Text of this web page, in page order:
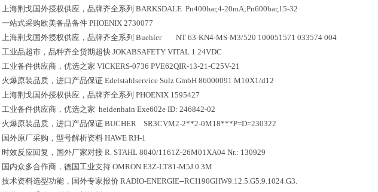
上海荆戈国外授权供应，品牌齐全系列 BARKSDALE Pn400bar,4-20mA;Pn600bar,15-32
一站式采购欧美备品备件 PHOENIX 2730077
上海荆戈国外授权供应，品牌齐全系列 Buehler NT 63-KN4-MS-M3/520 100051571 033574 004
工业品超市，品种齐全货期超快 JOKABSAFETY VITAL 1 24VDC
工业备件供应商，优选之家 VICKERS-0736 PVE62QIR-13-21-C25V-21
火爆原装品质，进口产品保证 Edelstahlservice Sulz GmbH 86000091 M10X1/d12
上海荆戈国外授权供应，品牌齐全系列 PHOENIX 1595427
工业备件供应商，优选之家 heidenhain Exe602e ID: 246842-02
火爆原装品质，进口产品保证 BUCHER SR3CVM2-2**2-0M18***P=D=230322
国外原厂采购，型号解析资料 HAWE RH-1
时效反应回复，国外厂家对接 R. STAHL 8040/1161Z-26M01XA04 Nr.: 130929
国内众多合作商，德国工业支持 OMRON E3Z-LT81-M5J 0.3M
技术资料选型功能，国外专家报价 RADIO-ENERGIE--RCI190GHW9.12.5.G5.9.1024.G3.